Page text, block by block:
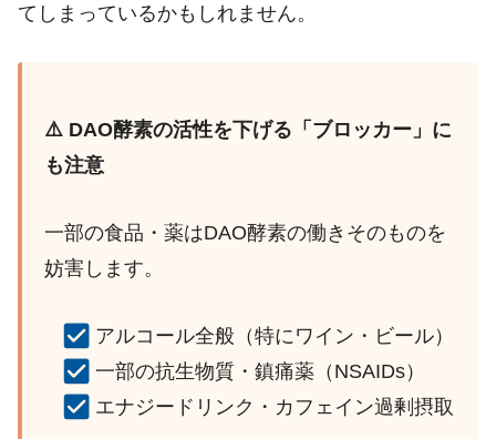
てしまっているかもしれません。
⚠️ DAO酵素の活性を下げる「ブロッカー」に
も注意
一部の食品・薬はDAO酵素の働きそのものを
妨害します。
アルコール全般（特にワイン・ビール）
一部の抗生物質・鎮痛薬（ NSAIDs）
エナジードリンク・カフェイン過剰摂取